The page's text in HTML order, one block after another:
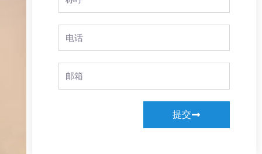
Phone
Email
提交